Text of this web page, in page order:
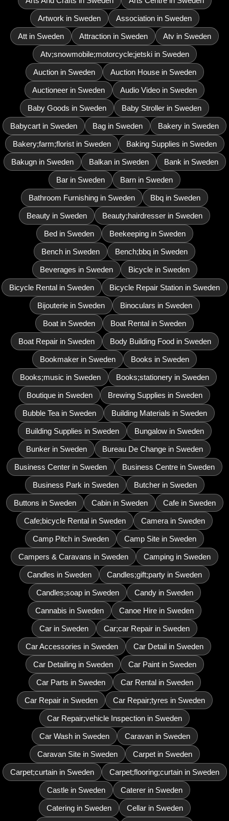
Artwork in Sweden Association in Sweden
Att in Sweden Attraction in Sweden Atv in Sweden
Atv;snowmobile;motorcycle;jetski in Sweden
Auction in Sweden Auction House in Sweden
Auctioneer in Sweden Audio Video in Sweden
Baby Goods in Sweden Baby Stroller in Sweden
Babycart in Sweden Bag in Sweden Bakery in Sweden
Bakery;farm;florist in Sweden Baking Supplies in Sweden
Bakugn in Sweden Balkan in Sweden Bank in Sweden
Bar in Sweden Barn in Sweden
Bathroom Furnishing in Sweden Bbq in Sweden
Beauty in Sweden Beauty;hairdresser in Sweden
Bed in Sweden Beekeeping in Sweden
Bench in Sweden Bench;bbq in Sweden
Beverages in Sweden Bicycle in Sweden
Bicycle Rental in Sweden Bicycle Repair Station in Sweden
Bijouterie in Sweden Binoculars in Sweden
Boat in Sweden Boat Rental in Sweden
Boat Repair in Sweden Body Building Food in Sweden
Bookmaker in Sweden Books in Sweden
Books;music in Sweden Books;stationery in Sweden
Boutique in Sweden Brewing Supplies in Sweden
Bubble Tea in Sweden Building Materials in Sweden
Building Supplies in Sweden Bungalow in Sweden
Bunker in Sweden Bureau De Change in Sweden
Business Center in Sweden Business Centre in Sweden
Business Park in Sweden Butcher in Sweden
Buttons in Sweden Cabin in Sweden Cafe in Sweden
Cafe;bicycle Rental in Sweden Camera in Sweden
Camp Pitch in Sweden Camp Site in Sweden
Campers & Caravans in Sweden Camping in Sweden
Candles in Sweden Candles;gift;party in Sweden
Candles;soap in Sweden Candy in Sweden
Cannabis in Sweden Canoe Hire in Sweden
Car in Sweden Car;car Repair in Sweden
Car Accessories in Sweden Car Detail in Sweden
Car Detailing in Sweden Car Paint in Sweden
Car Parts in Sweden Car Rental in Sweden
Car Repair in Sweden Car Repair;tyres in Sweden
Car Repair;vehicle Inspection in Sweden
Car Wash in Sweden Caravan in Sweden
Caravan Site in Sweden Carpet in Sweden
Carpet;curtain in Sweden Carpet;flooring;curtain in Sweden
Castle in Sweden Caterer in Sweden
Catering in Sweden Cellar in Sweden